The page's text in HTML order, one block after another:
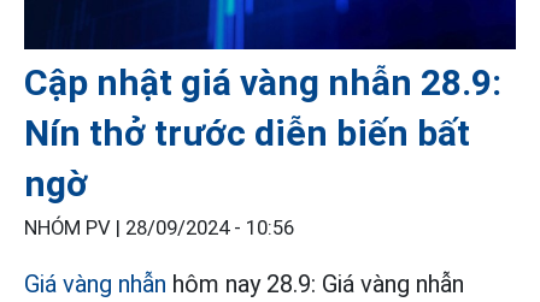
Cập nhật giá vàng nhẫn 28.9:
Nín thở trước diễn biến bất
ngờ
NHÓM PV | 28/09/2024 - 10:56
Giá vàng nhẫn hôm nay 28.9: Giá vàng nhẫn